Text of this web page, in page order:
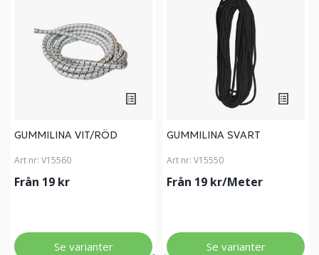
GUMMILINA VIT/RÖD
Art nr: V15560
Från 19 kr
Se varianter
GUMMILINA SVART
Art nr: V15550
Från 19 kr/Meter
Se varianter